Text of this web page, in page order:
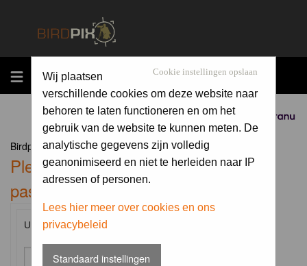
MENU
Sponsored by
Cookie instellingen opslaan
Wij plaatsen
verschillende cookies om deze website naar
behoren te laten functioneren en om het
gebruik van de website te kunnen meten. De
analytische gegevens zijn volledig
geanonimiseerd en niet te herleiden naar IP
adressen of personen.
Lees hier meer over cookies en ons
privacybeleid
Standaard instellingen
Birdpix.nl Forum Index
Please enter your username and
password to log in.
Username: